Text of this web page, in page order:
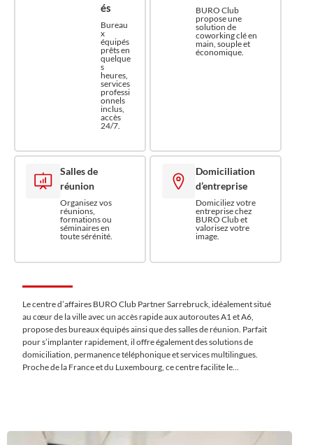
és
Bureau
x
équipés
prêts en
quelque
s
heures,
services
professi
onnels
inclus,
accès
24/7.
BURO Club
propose une
solution de
coworking clé en
main, souple et
économique.
Salles de
réunion
Organisez vos
réunions,
formations ou
séminaires en
toute sérénité.
Domiciliation
d’entreprise
Domiciliez votre
entreprise chez
BURO Club et
valorisez votre
image.
Le centre d’affaires BURO Club Partner Sarrebruck, idéalement situé
au cœur de la ville avec un accès rapide aux autoroutes A1 et A6,
propose des bureaux équipés ainsi que des salles de réunion. Parfait
pour s’implanter rapidement, il offre également des solutions de
domiciliation, permanence téléphonique et services multilingues.
Proche de la France et du Luxembourg, ce centre facilite le